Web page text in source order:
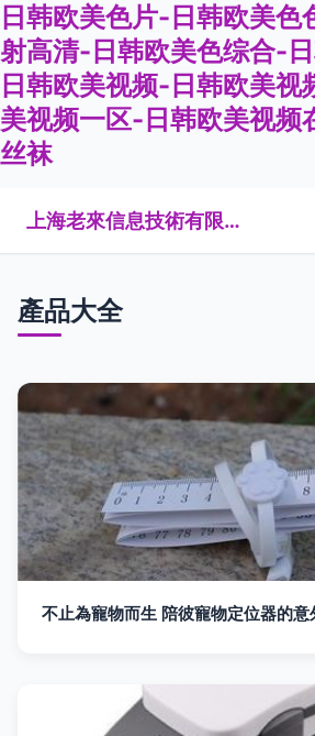
日韩欧美色片-日韩欧美色
射高清-日韩欧美色综合-
日韩欧美视频-日韩欧美视
美视频一区-日韩欧美视频
丝袜
上海老來信息技術有限公司
產品大全
不止為寵物而生 陪彼寵物定位器的意